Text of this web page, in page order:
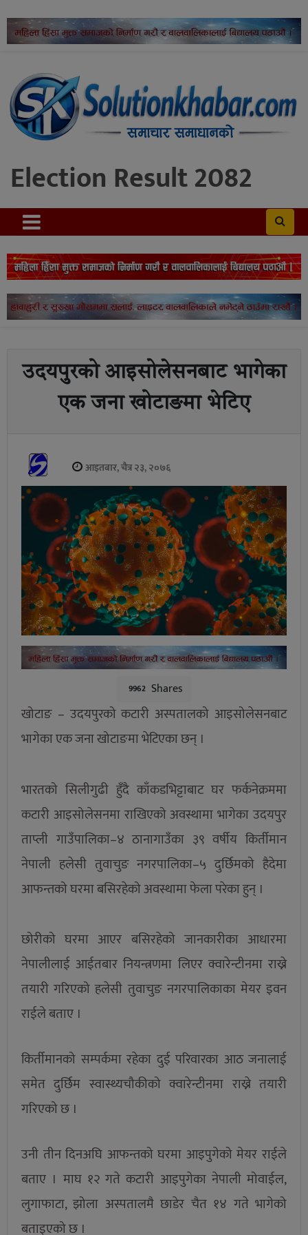
Election Result 2082
उदयपुरको आइसोलेसनबाट भागेका
एक जना खोटाङमा भेटिए
आइतबार, चैत्र २३, २०७६
9962 Shares
खोटाङ – उदयपुरको कटारी अस्पतालको आइसोलेसनबाट
भागेका एक जना खोटाङमा भेटिएका छन् ।
भारतको सिलीगुढी हुँदै काँकडभिट्टाबाट घर फर्कनेक्रममा
कटारी आइसोलेसनमा राखिएको अवस्थामा भागेका उदयपुर
ताप्ली गाउँपालिका–४ ठानागाउँका ३९ वर्षीय किर्तीमान
नेपाली हलेसी तुवाचुङ नगरपालिका–५ दुर्छिमको हैदेमा
आफन्तको घरमा बसिरहेको अवस्थामा फेला परेका हुन् ।
छोरीको घरमा आएर बसिरहेको जानकारीका आधारमा
नेपालीलाई आईतबार नियन्त्रणमा लिएर क्वारेन्टीनमा राख्ने
तयारी गरिएको हलेसी तुवाचुङ नगरपालिकाका मेयर इवन
राईले बताए ।
किर्तीमानको सम्पर्कमा रहेका दुई परिवारका आठ जनालाई
समेत दुर्छिम स्वास्थ्यचौकीको क्वारेन्टीनमा राख्ने तयारी
गरिएको छ ।
उनी तीन दिनअघि आफन्तको घरमा आइपुगेको मेयर राईले
बताए । माघ १२ गते कटारी आइपुगेका नेपाली मोवाईल,
लुगाफाटा, झोला अस्पतालमै छाडेर चैत १४ गते भागेको
बताइएको छ ।